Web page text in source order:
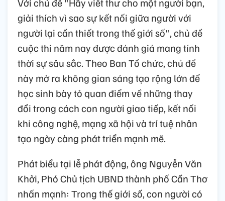
giải thích vì sao sự kết nối giữa người với
người lại cần thiết trong thế giới số", chủ đề
cuộc thi năm nay được đánh giá mang tính
thời sự sâu sắc. Theo Ban Tổ chức, chủ đề
này mở ra không gian sáng tạo rộng lớn để
học sinh bày tỏ quan điểm về những thay
đổi trong cách con người giao tiếp, kết nối
khi công nghệ, mạng xã hội và trí tuệ nhân
tạo ngày càng phát triển mạnh mẽ.
Phát biểu tại lễ phát động, ông Nguyễn Văn
Khởi, Phó Chủ tịch UBND thành phố Cần Thơ
nhấn mạnh: Trong thế giới số, con người có